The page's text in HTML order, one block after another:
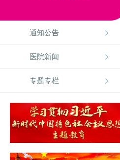
通知公告
医院新闻
专题专栏